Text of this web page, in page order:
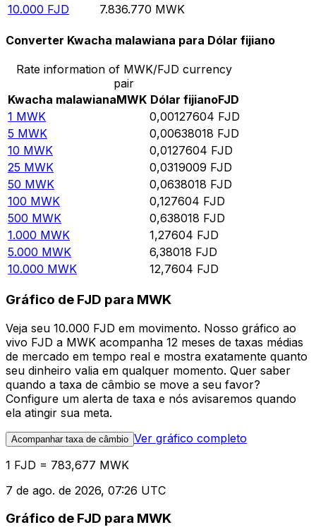
10.000 FJD 7.836.770 MWK
Converter Kwacha malawiana para Dólar fijiano
Rate information of MWK/FJD currency
pair
Kwacha malawianaMWK Dólar fijianoFJD
1 MWK 0,00127604 FJD
5 MWK 0,00638018 FJD
10 MWK 0,0127604 FJD
25 MWK 0,0319009 FJD
50 MWK 0,0638018 FJD
100 MWK 0,127604 FJD
500 MWK 0,638018 FJD
1.000 MWK 1,27604 FJD
5.000 MWK 6,38018 FJD
10.000 MWK 12,7604 FJD
Gráfico de FJD para MWK
Veja seu 10.000 FJD em movimento. Nosso gráfico ao
vivo FJD a MWK acompanha 12 meses de taxas médias
de mercado em tempo real e mostra exatamente quanto
seu dinheiro valia em qualquer momento. Quer saber
quando a taxa de câmbio se move a seu favor?
Configure um alerta de taxa e nós avisaremos quando
ela atingir sua meta.
Acompanhar taxa de câmbio Ver gráfico completo
1 FJD = 783,677 MWK
7 de ago. de 2026, 07:26 UTC
Gráfico de FJD para MWK